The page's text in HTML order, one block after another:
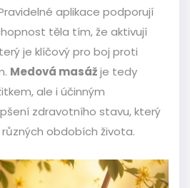
aplikace podporují
těla tím, že aktivují
je klíčový pro boj proti
Medová masážje tedy
ale i účinným
zdravotního stavu, který
obdobích života.